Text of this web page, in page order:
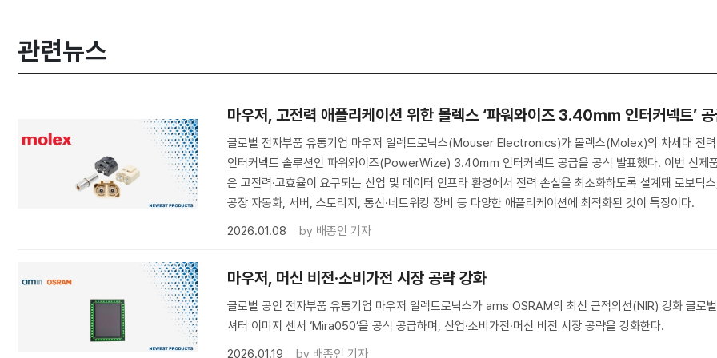
관련뉴스
마우저, 고전력 애플리케이션 위한 몰렉스 ‘파워와이즈 3.40㎜ 인터커넥트’
글로벌 전자부품 유통기업 마우저 일렉트로닉스(Mouser Electronics)가 몰렉스(Molex)의 차세대 전력
인터커넥트 솔루션인 파워와이즈(PowerWize) 3.40㎜ 인터커넥트 공급을 공식 발표했다. 이번 신제
은 고전력·고효율이 요구되는 산업 및 데이터 인프라 환경에서 전력 손실을 최소화하도록 설계돼 로보틱
공장 자동화, 서버, 스토리지, 통신·네트워킹 장비 등 다양한 애플리케이션에 최적화된 것이 특징이다.
2026.01.08
by 배종인 기자
마우저, 머신 비전·소비가전 시장 공략 강화
글로벌 공인 전자부품 유통기업 마우저 일렉트로닉스가 ams OSRAM의 최신 근적외선(NIR) 강화 글로벌
셔터 이미지 센서 ‘Mira050’을 공식 공급하며, 산업·소비가전·머신 비전 시장 공략을 강화한다.
2026.01.19
by 배종인 기자